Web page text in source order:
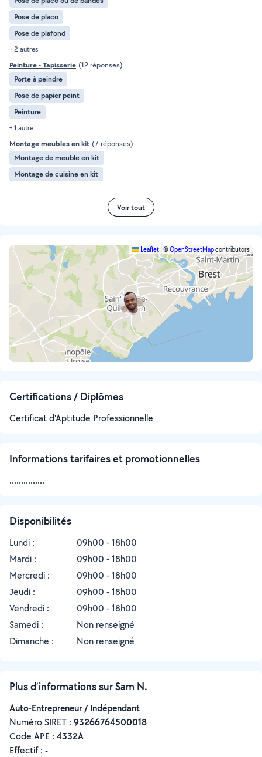
Pose de placo
Pose de plafond
+ 2 autres
Peinture - Tapisserie (12 réponses)
Porte à peindre
Pose de papier peint
Peinture
+ 1 autre
Montage meubles en kit (7 réponses)
Montage de meuble en kit
Montage de cuisine en kit
Voir tout
Leaflet ©OpenStreetMapcontributors
Certifications / Diplômes
Certificat d'Aptitude Professionnelle
Informations tarifaires et promotionnelles
...............
Disponibilités
Lundi :
09h00 - 18h00
Mardi :
09h00 - 18h00
Mercredi :
09h00 - 18h00
Jeudi :
09h00 - 18h00
Vendredi :
09h00 - 18h00
Samedi :
Non renseigné
Dimanche :
Non renseigné
Plus d’informations sur Sam N.
Auto-Entrepreneur / Indépendant
Numéro SIRET : ‍93266764500018
Code APE : 4332A
Effectif : -